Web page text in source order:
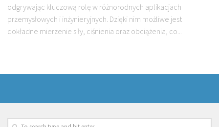
odgrywając kluczową rolę w różnorodnych aplikacjach
przemysłowych i inżynieryjnych. Dzięki nim możliwe jest
dokładne mierzenie siły, ciśnienia oraz obciążenia, co...